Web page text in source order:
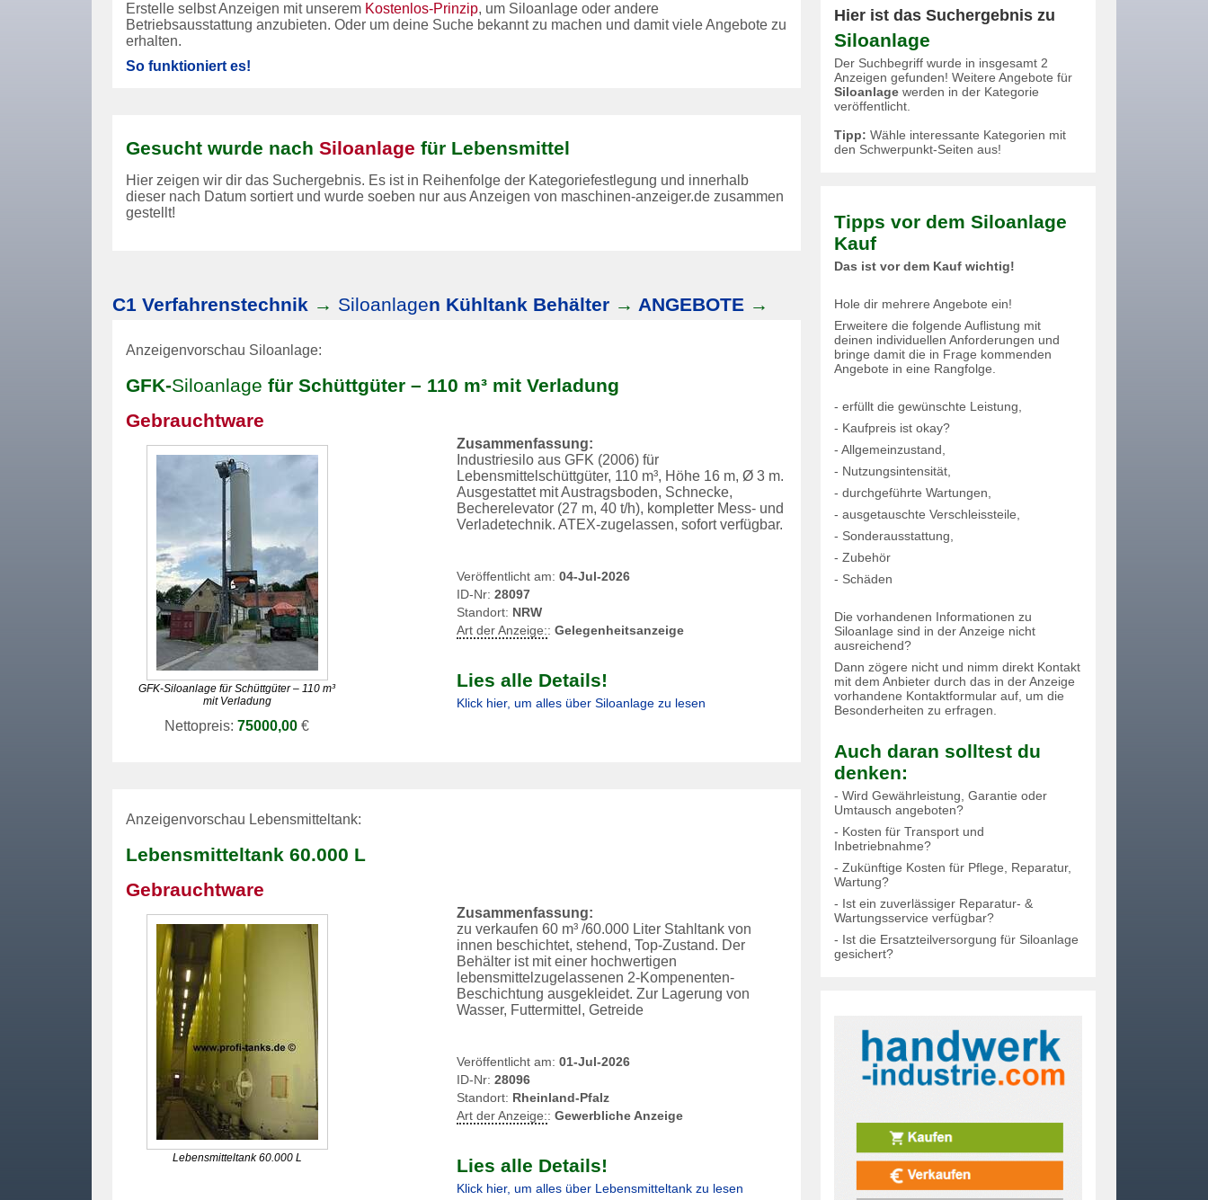
Hier ist das Suchergebnis zu
Siloanlage
Der Suchbegriff wurde in insgesamt 2
Anzeigen gefunden! Weitere Angebote für
Siloanlagewerden in der Kategorie
veröffentlicht.
Tipp: Wähle interessante Kategorien mit
den Schwerpunkt-Seiten aus!
Tipps vor dem Siloanlage
Kauf
Das ist vor dem Kauf wichtig!
Hole dir mehrere Angebote ein!
Erweitere die folgende Auflistung mit
deinen individuellen Anforderungen und
bringe damit die in Frage kommenden
Angebote in eine Rangfolge.
- erfüllt die gewünschte Leistung,
- Kaufpreis ist okay?
- Allgemeinzustand,
- Nutzungsintensität,
- durchgeführte Wartungen,
- ausgetauschte Verschleissteile,
- Sonderausstattung,
- Zubehör
- Schäden
Die vorhandenen Informationen zu
Siloanlage sind in der Anzeige nicht
ausreichend?
Dann zögere nicht und nimm direkt Kontakt
mit dem Anbieter durch das in der Anzeige
vorhandene Kontaktformular auf, um die
Besonderheiten zu erfragen.
Auch daran solltest du
denken:
- Wird Gewährleistung, Garantie oder
Umtausch angeboten?
- Kosten für Transport und
Inbetriebnahme?
- Zukünftige Kosten für Pflege, Reparatur,
Wartung?
- Ist ein zuverlässiger Reparatur- &
Wartungsservice verfügbar?
- Ist die Ersatzteilversorgung für Siloanlage
gesichert?
Erstelle selbst Anzeigen mit unserem Kostenlos-Prinzip, um Siloanlage oder andere
Betriebsausstattung anzubieten. Oder um deine Suche bekannt zu machen und damit viele Angebote zu
erhalten.
So funktioniert es!
Gesucht wurde nach Siloanlage für Lebensmittel
Hier zeigen wir dir das Suchergebnis. Es ist in Reihenfolge der Kategoriefestlegung und innerhalb
dieser nach Datum sortiert und wurde soeben nur aus Anzeigen von maschinen-anzeiger.de zusammen
gestellt!
C1 Verfahrenstechnik → Siloanlagen Kühltank Behälter → ANGEBOTE →
Anzeigenvorschau Siloanlage:
GFK-Siloanlage für Schüttgüter – 110 m³ mit Verladung
Gebrauchtware
GFK-Siloanlage für Schüttgüter – 110 m³
mit Verladung
Nettopreis:75000,00 €
Zusammenfassung:
Industriesilo aus GFK (2006) für
Lebensmittelschüttgüter, 110 m³, Höhe 16 m, Ø 3 m.
Ausgestattet mit Austragsboden, Schnecke,
Becherelevator (27 m, 40 t/h), kompletter Mess- und
Verladetechnik. ATEX-zugelassen, sofort verfügbar.
Veröffentlicht am: 04-Jul-2026
ID-Nr: 28097
Standort: NRW
Art der Anzeige:: Gelegenheitsanzeige
Lies alle Details!
Klick hier, um alles über Siloanlagezu lesen
Anzeigenvorschau Lebensmitteltank:
Lebensmitteltank 60.000 L
Gebrauchtware
Lebensmitteltank 60.000 L
Zusammenfassung:
zu verkaufen 60 m³ /60.000 Liter Stahltank von
innen beschichtet, stehend, Top-Zustand. Der
Behälter ist mit einer hochwertigen
lebensmittelzugelassenen 2-Kompenenten-
Beschichtung ausgekleidet. Zur Lagerung von
Wasser, Futtermittel, Getreide
Veröffentlicht am: 01-Jul-2026
ID-Nr: 28096
Standort: Rheinland-Pfalz
Art der Anzeige:: Gewerbliche Anzeige
Lies alle Details!
Klick hier, um alles über Lebensmitteltank zu lesen